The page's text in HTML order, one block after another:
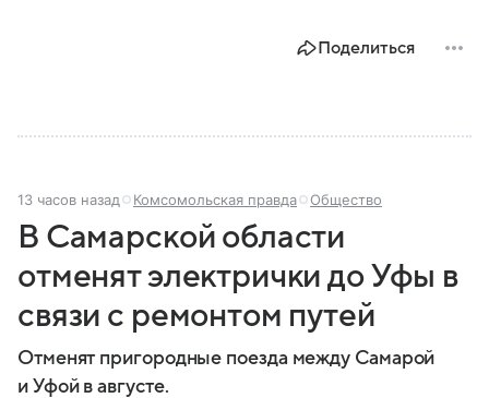
Поделиться
13 часов назад Комсомольская правда Общество
В Самарской области
отменят электрички до Уфы в
связи с ремонтом путей
Отменят пригородные поезда между Самарой
и Уфой в августе.